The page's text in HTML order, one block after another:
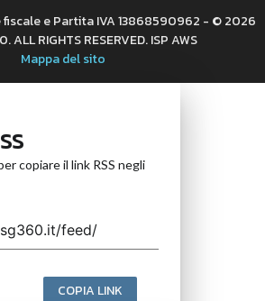
e Partita IVA 13868590962 - © 2026
ALL RIGHTS RESERVED. ISP AWS
Mappa del sito
copiare il link RSS negli
COPIA LINK